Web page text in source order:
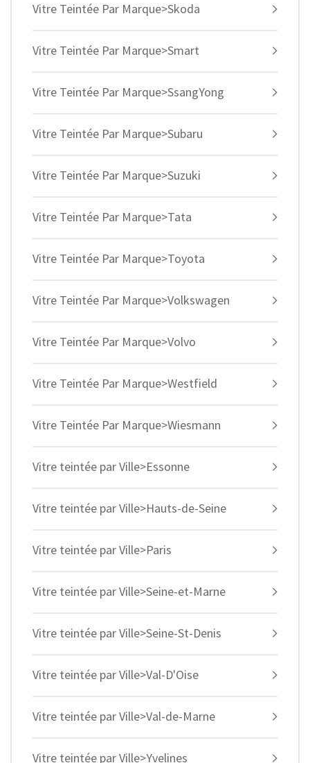
Vitre Teintée Par Marque>Skoda
Vitre Teintée Par Marque>Smart
Vitre Teintée Par Marque>SsangYong
Vitre Teintée Par Marque>Subaru
Vitre Teintée Par Marque>Suzuki
Vitre Teintée Par Marque>Tata
Vitre Teintée Par Marque>Toyota
Vitre Teintée Par Marque>Volkswagen
Vitre Teintée Par Marque>Volvo
Vitre Teintée Par Marque>Westfield
Vitre Teintée Par Marque>Wiesmann
Vitre teintée par Ville>Essonne
Vitre teintée par Ville>Hauts-de-Seine
Vitre teintée par Ville>Paris
Vitre teintée par Ville>Seine-et-Marne
Vitre teintée par Ville>Seine-St-Denis
Vitre teintée par Ville>Val-D'Oise
Vitre teintée par Ville>Val-de-Marne
Vitre teintée par Ville>Yvelines